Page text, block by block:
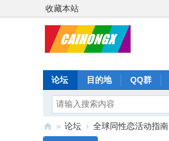
收藏本站
论坛 目的地 QQ群
» 论坛 › 全球同性恋活动指南